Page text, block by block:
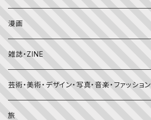
かがくのとも
日本の昔話・民話
外国の昔話・民話
おばけ・妖怪・こわい絵本
のりもの絵本
知識の本・図鑑
理科
しかけ絵本
海外文学
食・料理
住まい・インテリア
体・健康
趣味
漫画
雑誌・ZINE
雑誌
ZINE
芸術・美術・デザイン・写真・音楽・ファッション
美術・画集・図録
旅